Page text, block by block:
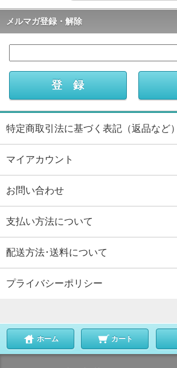
メルマガ登録・解除
特定商取引法に基づく表記（返品など）
マイアカウント
お問い合わせ
支払い方法について
配送方法･送料について
プライバシーポリシー
ホーム カート